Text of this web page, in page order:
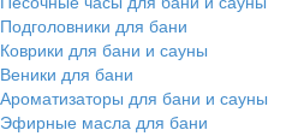
Подголовники для бани
Коврики для бани и сауны
Веники для бани
Ароматизаторы для бани и сауны
Эфирные масла для бани